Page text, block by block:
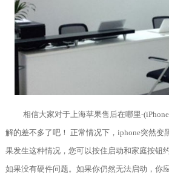
相信大家对于上海苹果售后在哪里-
解的差不多了吧！ 正常情况下，iphone突然变
果发生这种情况，您可以按住启动和家庭按钮
如果没有硬件问题。如果你仍然无法启动，你